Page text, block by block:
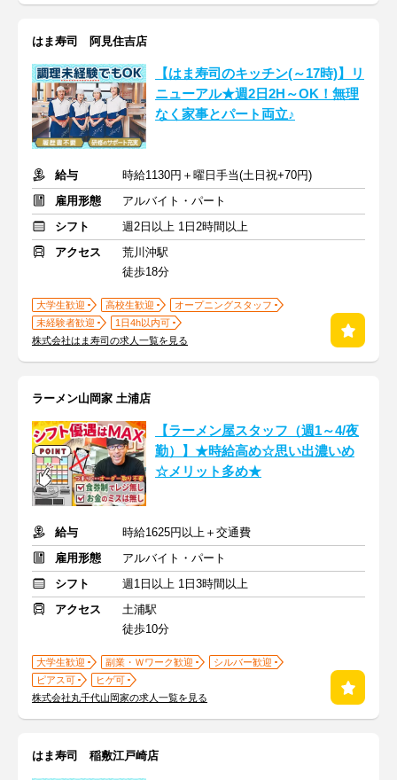
はま寿司 阿見住吉店
【はま寿司のキッチン(～17時)】リ
ニューアル★週2日2H～OK！無理
なく家事とパート両立♪
給与
時給1130円＋曜日手当(土日祝+70円)
雇用形態
アルバイト・パート
シフト
週2日以上 1日2時間以上
アクセス
荒川沖駅
徒歩18分
大学生歓迎 高校生歓迎
オープニングスタッフ
未経験者歓迎
1日4h以内可
株式会社はま寿司の求人一覧を見る
ラーメン山岡家 土浦店
【ラーメン屋スタッフ（週1～4/夜
勤）】★時給高め☆思い出濃いめ
☆メリット多め★
給与
時給1625円以上＋交通費
雇用形態
アルバイト・パート
シフト
週1日以上 1日3時間以上
アクセス
土浦駅
徒歩10分
大学生歓迎 副業・Ｗワーク歓迎
シルバー歓迎
ピアス可
ヒゲ可
株式会社丸千代山岡家の求人一覧を見る
はま寿司 稲敷江戸崎店